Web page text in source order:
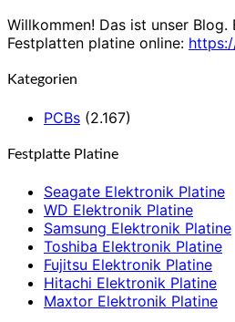
Willkommen! Das ist unser Blog.
Festplatten platine online:
Kategorien
PCBs (2.167)
Festplatte Platine
Seagate Elektronik Platine
WD Elektronik Platine
Samsung Elektronik Platine
Toshiba Elektronik Platine
Fujitsu Elektronik Platine
Hitachi Elektronik Platine
Maxtor Elektronik Platine